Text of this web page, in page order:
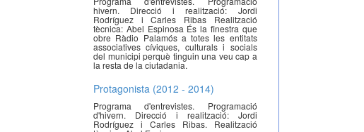
hivern. Direcció i realització: Jordi
Rodríguez i Carles Ribas Realització
tècnica: Abel Espinosa És la finestra que
obre Ràdio Palamós a totes les entitats
associatives cíviques, culturals i socials
del municipi perquè tinguin una veu cap a
la resta de la ciutadania.
Protagonista (2012 - 2014)
Programa d'entrevistes. Programació
d'hivern. Direcció i realització: Jordi
Rodríguez i Carles Ribas. Realització